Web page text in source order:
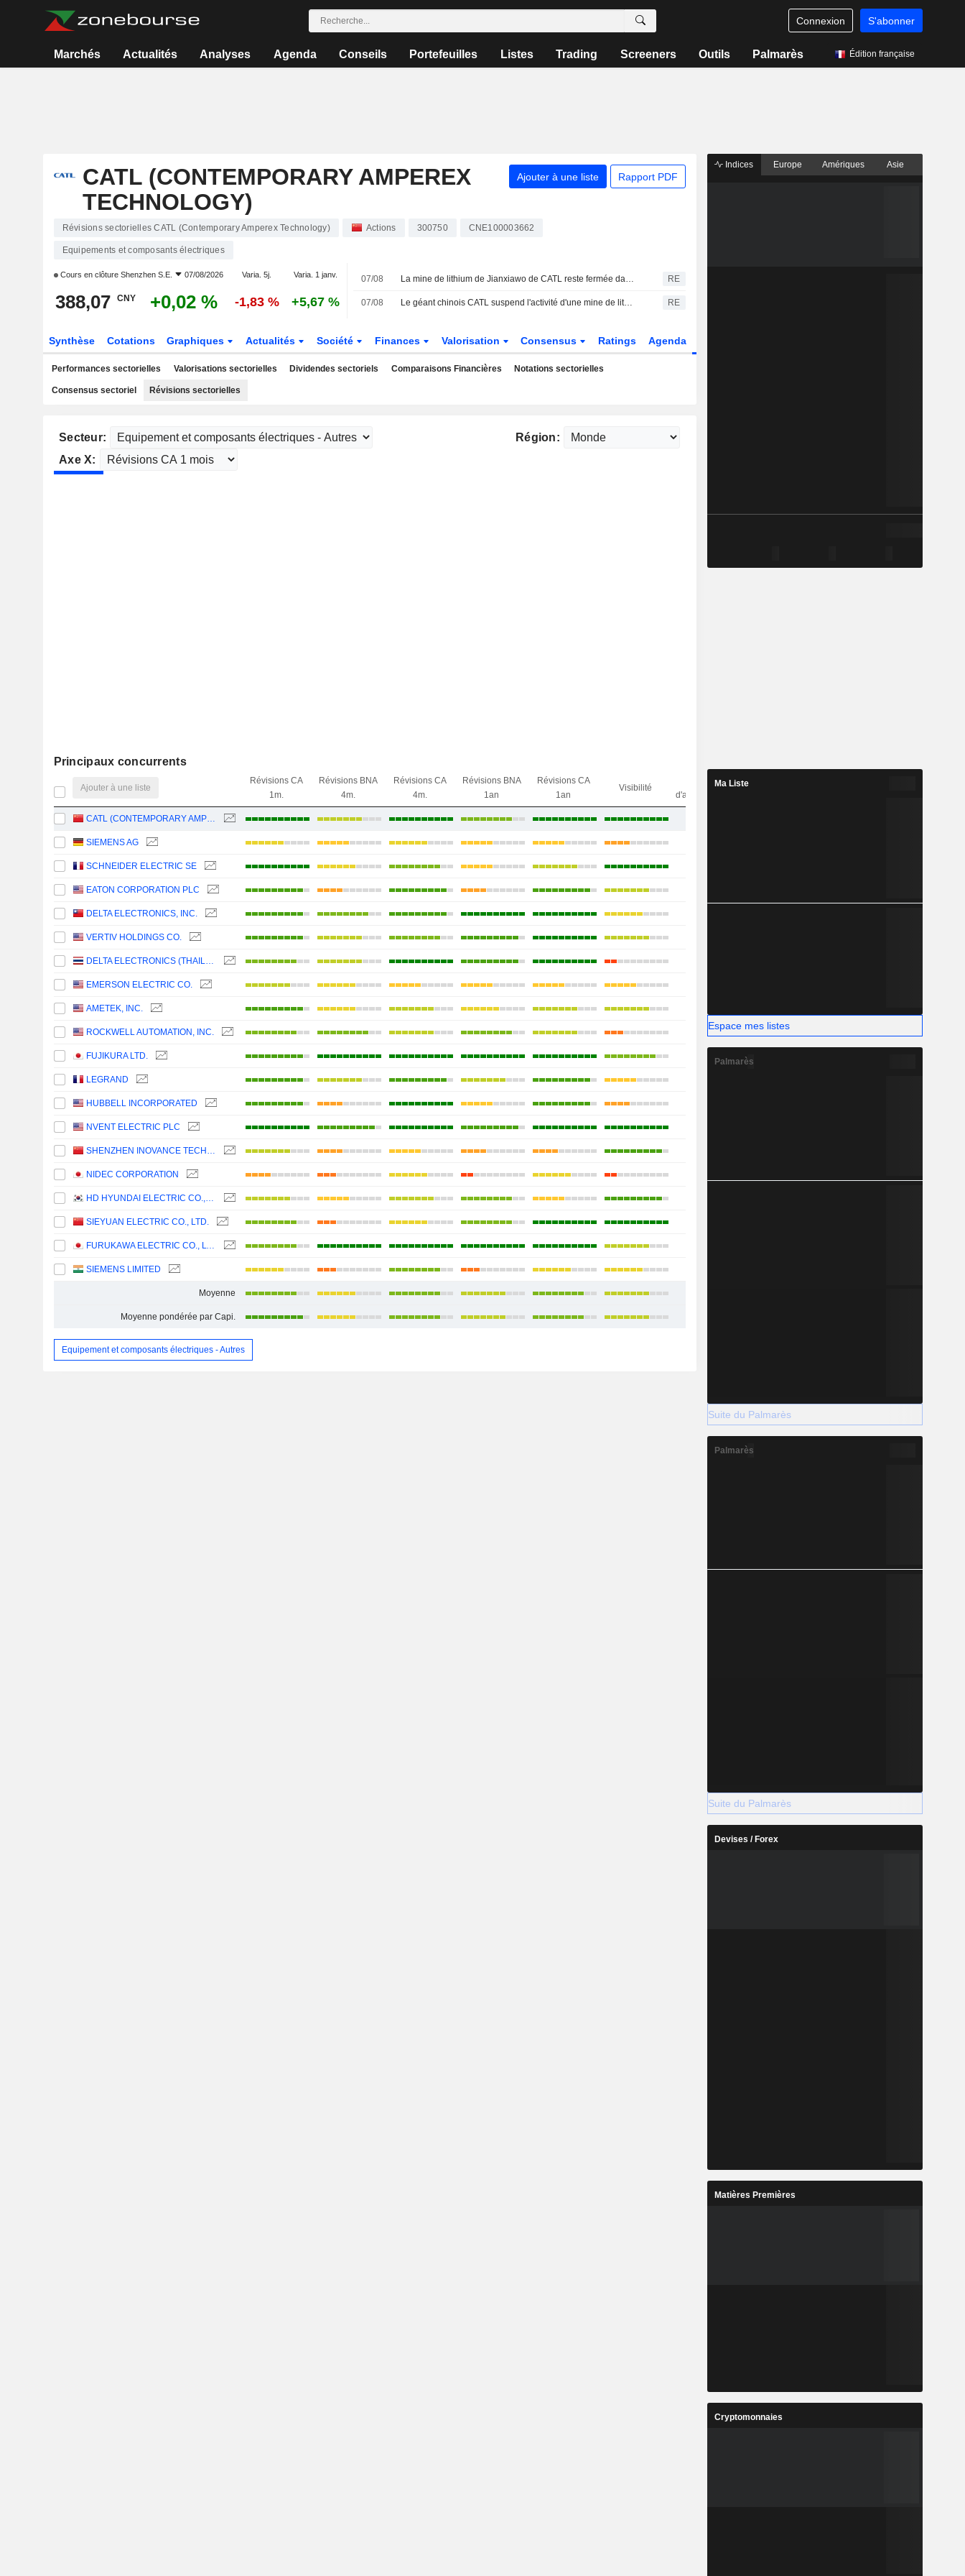
Connexion S'abonner
Marchés Actualités Analyses Agenda Conseils Portefeuilles Listes Trading Screeners Outils Palmarès Édition française
CATL (CONTEMPORARY AMPEREX
TECHNOLOGY)
Ajouter à une liste Rapport PDF
Révisions sectorielles CATL (Contemporary Amperex Technology) Actions 300750 CNE100003662
Equipements et composants électriques
Cours en clôture Shenzhen S.E. 07/08/2026 Varia. 5j. Varia. 1 janv.
388,07 CNY +0,02 % -1,83 % +5,67 %
07/08 La mine de lithium de Jianxiawo de CATL reste fermée dans l'attente d'un agrément environnemental, selon les médias d'État RE
07/08 Le géant chinois CATL suspend l'activité d'une mine de lithium pour maintenance, selon les médias d'État RE
Synthèse Cotations Graphiques Actualités Société Finances Valorisation Consensus Ratings Agenda
Performances sectorielles Valorisations sectorielles Dividendes sectoriels Comparaisons Financières Notations sectorielles
Consensus sectoriel Révisions sectorielles
Secteur:
Région:
Axe X:
Principaux concurrents
Ajouter à une liste
Révisions CA
1m.
Révisions BNA
4m.
Révisions CA
4m.
Révisions BNA
1an
Révisions CA
1an
Visibilité
d'analystes
CATL (CONTEMPORARY AMPEREX TECHNOLOGY)
SIEMENS AG
SCHNEIDER ELECTRIC SE
EATON CORPORATION PLC
DELTA ELECTRONICS, INC.
VERTIV HOLDINGS CO.
DELTA ELECTRONICS (THAILAND)
EMERSON ELECTRIC CO.
AMETEK, INC.
ROCKWELL AUTOMATION, INC.
FUJIKURA LTD.
LEGRAND
HUBBELL INCORPORATED
NVENT ELECTRIC PLC
SHENZHEN INOVANCE TECHNOLOGY CO.,LTD
NIDEC CORPORATION
HD HYUNDAI ELECTRIC CO., LTD.
SIEYUAN ELECTRIC CO., LTD.
FURUKAWA ELECTRIC CO., LTD.
SIEMENS LIMITED
Moyenne
Moyenne pondérée par Capi.
Equipement et composants électriques - Autres
Indices Europe Amériques Asie
Ma Liste
Espace mes listes
Palmarès
Suite du Palmarès
Palmarès
Suite du Palmarès
Devises / Forex
Matières Premières
Cryptomonnaies